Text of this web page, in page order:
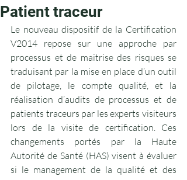
Patient traceur
Le nouveau dispositif de la Certification
V2014 repose sur une approche par
processus et de maitrise des risques se
traduisant par la mise en place d’un outil
de pilotage, le compte qualité, et la
réalisation d’audits de processus et de
patients traceurs par les experts visiteurs
lors de la visite de certification. Ces
changements portés par la Haute
Autorité de Santé (HAS) visent à évaluer
si le management de la qualité et des